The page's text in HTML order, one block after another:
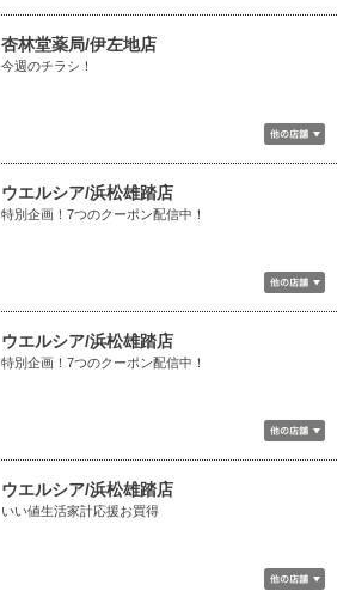
杏林堂薬局/伊左地店
今週のチラシ！
ウエルシア/浜松雄踏店
特別企画！7つのクーポン配信中！
ウエルシア/浜松雄踏店
特別企画！7つのクーポン配信中！
ウエルシア/浜松雄踏店
いい値生活家計応援お買得